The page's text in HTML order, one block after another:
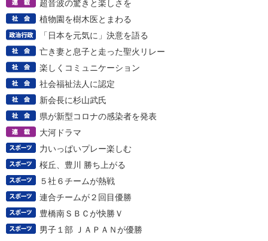
超音波の驚きと楽しさを
植物園を樹木医とまわる
「日本を元気に」決意を語る
亡き妻と息子と走った聖火リレー
楽しくコミュニケーション
社会福祉法人に認定
新会長に杉山武氏
県が新型コロナの感染者を発表
大河ドラマ
力いっぱいプレー楽しむ
桜丘、豊川 勝ち上がる
５社６チームが熱戦
連合チームが２回目優勝
豊橋南ＳＢＣが快勝Ｖ
男子１部 ＪＡＰＡＮが優勝